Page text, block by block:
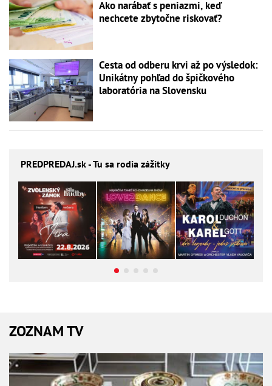
Ako narábať s peniazmi, keď
nechcete zbytočne riskovať?
Cesta od odberu krvi až po výsledok:
Unikátny pohľad do špičkového
laboratória na Slovensku
PREDPREDAJ.sk - Tu sa rodia zážitky
ZOZNAM TV